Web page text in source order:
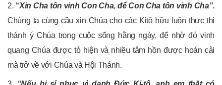
2. “Xin Cha tôn vinh Con Cha, để Con Cha tôn vinh Cha”.
Chúng ta cùng cầu xin Chúa cho các Kitô hữu luôn thực thi
thánh ý Chúa trong cuộc sống hằng ngày, để nhờ đó vinh
quang Chúa được tỏ hiện và nhiều tâm hồn được hoán cải
mà trở về với Chúa và Hội Thánh.